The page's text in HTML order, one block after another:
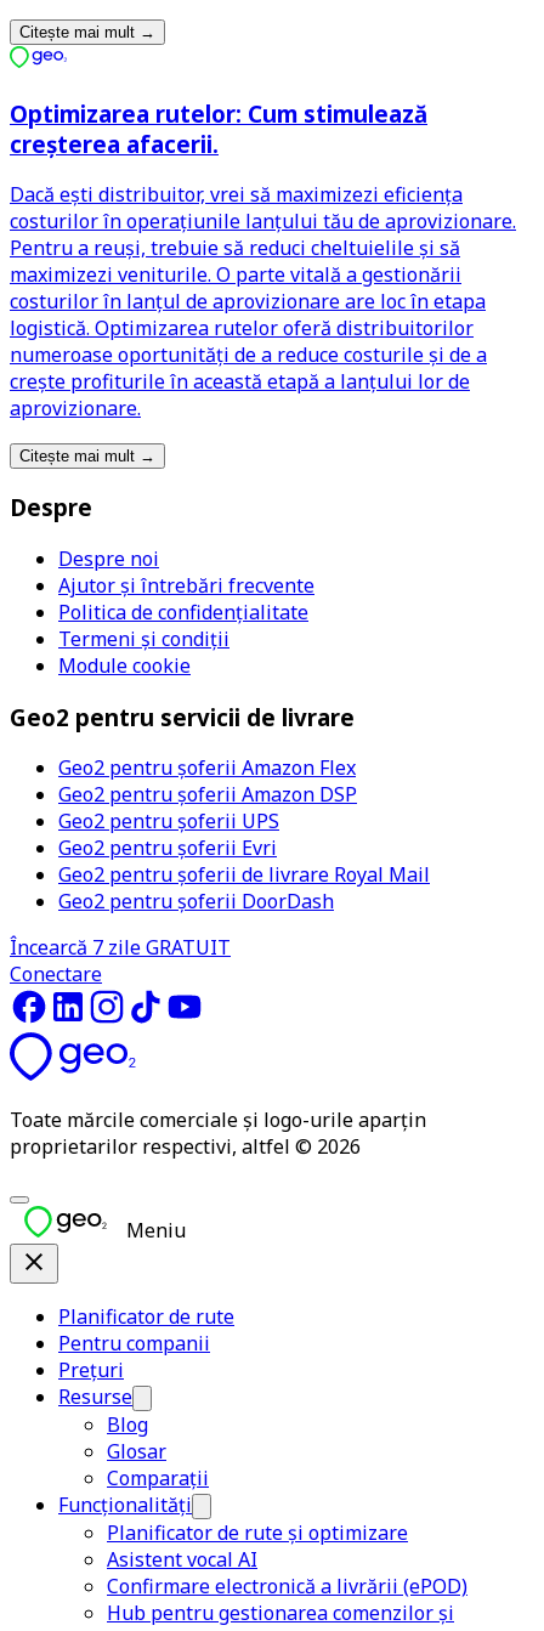
Citește mai mult →
Optimizarea rutelor: Cum stimulează
creșterea afacerii.
Dacă ești distribuitor, vrei să maximizezi eficiența
costurilor în operațiunile lanțului tău de aprovizionare.
Pentru a reuși, trebuie să reduci cheltuielile și să
maximizezi veniturile. O parte vitală a gestionării
costurilor în lanțul de aprovizionare are loc în etapa
logistică. Optimizarea rutelor oferă distribuitorilor
numeroase oportunități de a reduce costurile și de a
crește profiturile în această etapă a lanțului lor de
aprovizionare.
Citește mai mult →
Despre
Despre noi
Ajutor și întrebări frecvente
Politica de confidențialitate
Termeni și condiții
Module cookie
Geo2 pentru servicii de livrare
Geo2 pentru șoferii Amazon Flex
Geo2 pentru șoferii Amazon DSP
Geo2 pentru șoferii UPS
Geo2 pentru șoferii Evri
Geo2 pentru șoferii de livrare Royal Mail
Geo2 pentru șoferii DoorDash
Încearcă 7 zile GRATUIT
Conectare
Toate mărcile comerciale și logo-urile aparțin
proprietarilor respectivi, altfel © 2026
Meniu
Planificator de rute
Pentru companii
Prețuri
Resurse
Blog
Glosar
Comparații
Funcționalități
Planificator de rute și optimizare
Asistent vocal AI
Confirmare electronică a livrării (ePOD)
Hub pentru gestionarea comenzilor și